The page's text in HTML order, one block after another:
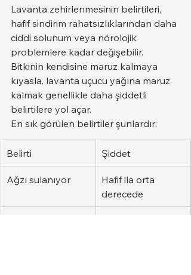
Lavanta zehirlenmesinin belirtileri,
hafif sindirim rahatsızlıklarından daha
ciddi solunum veya nörolojik
problemlere kadar değişebilir.
Bitkinin kendisine maruz kalmaya
kıyasla, lavanta uçucu yağına maruz
kalmak genellikle daha şiddetli
belirtilere yol açar.
En sık görülen belirtiler şunlardır:
Belirti Şiddet
Ağzı sulanıyor
Hafif ila orta
derecede